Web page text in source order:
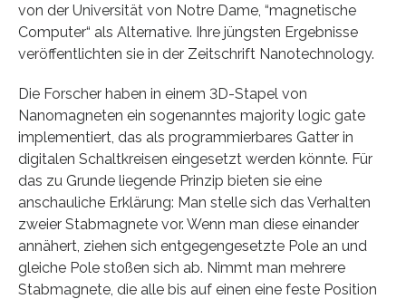
von der Universität von Notre Dame, “magnetische
Computer“ als Alternative. Ihre jüngsten Ergebnisse
veröffentlichten sie in der Zeitschrift Nanotechnology.
Die Forscher haben in einem 3D-Stapel von
Nanomagneten ein sogenanntes majority logic gate
implementiert, das als programmierbares Gatter in
digitalen Schaltkreisen eingesetzt werden könnte. Für
das zu Grunde liegende Prinzip bieten sie eine
anschauliche Erklärung: Man stelle sich das Verhalten
zweier Stabmagnete vor. Wenn man diese einander
annähert, ziehen sich entgegengesetzte Pole an und
gleiche Pole stoßen sich ab. Nimmt man mehrere
Stabmagnete, die alle bis auf einen eine feste Position